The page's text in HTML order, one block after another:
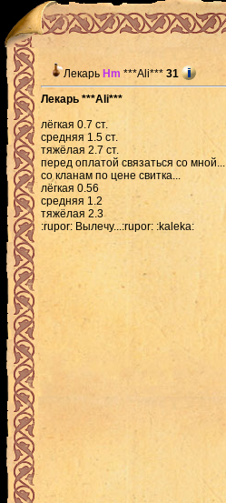
Лекарь Hm ***Ali*** 31
Лекарь ***Ali***
лёгкая 0.7 ст.
средняя 1.5 ст.
тяжёлая 2.7 ст.
перед оплатой связаться со мной...
со кланам по цене свитка...
лёгкая 0.56
средняя 1.2
тяжёлая 2.3
:rupor: Вылечу...:rupor: :kaleka: